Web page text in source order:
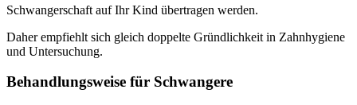
Schwangerschaft auf Ihr Kind übertragen werden.
Daher empfiehlt sich gleich doppelte Gründlichkeit in Zahnhygiene
und Untersuchung.
Behandlungsweise für Schwangere